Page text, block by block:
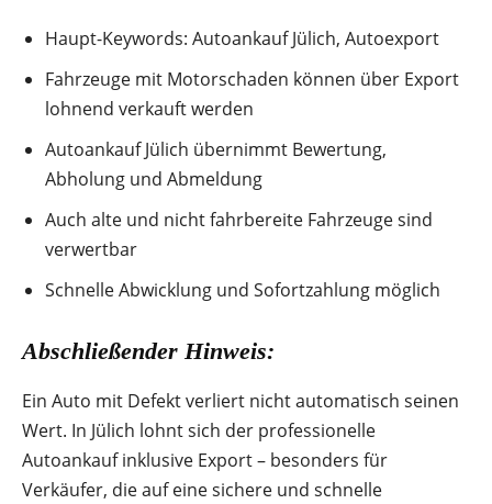
Haupt-Keywords: Autoankauf Jülich, Autoexport
Fahrzeuge mit Motorschaden können über Export
lohnend verkauft werden
Autoankauf Jülich übernimmt Bewertung,
Abholung und Abmeldung
Auch alte und nicht fahrbereite Fahrzeuge sind
verwertbar
Schnelle Abwicklung und Sofortzahlung möglich
Abschließender Hinweis:
Ein Auto mit Defekt verliert nicht automatisch seinen
Wert. In Jülich lohnt sich der professionelle
Autoankauf inklusive Export – besonders für
Verkäufer, die auf eine sichere und schnelle